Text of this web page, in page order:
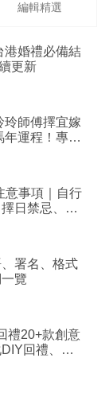
編輯精選
港婚禮必備結
更新
玲師傅擇宜嫁
運程！專業
意事項｜自行
日禁忌、相
署名、格式
覽
禮20+款創意
回禮、姊